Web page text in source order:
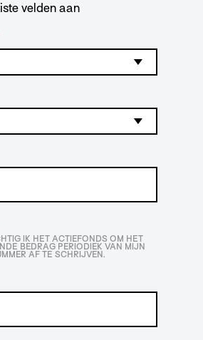
velden aan
IK HET ACTIEFONDS OM HET
BEDRAG PERIODIEK VAN MIJN
AF TE SCHRIJVEN.